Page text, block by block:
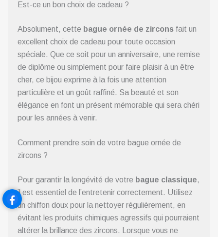
Est-ce un bon choix de cadeau ?
Absolument, cette bague ornée de zircons fait un
excellent choix de cadeau pour toute occasion
spéciale. Que ce soit pour un anniversaire, une remise
de diplôme ou simplement pour faire plaisir à un être
cher, ce bijou exprime à la fois une attention
particulière et un goût raffiné. Sa beauté et son
élégance en font un présent mémorable qui sera chéri
pour les années à venir.
Comment prendre soin de votre bague ornée de
zircons ?
Pour garantir la longévité de votre bague classique,
il est essentiel de l’entretenir correctement. Utilisez
un chiffon doux pour la nettoyer régulièrement, en
évitant les produits chimiques agressifs qui pourraient
altérer la brillance des zircons. Lorsque vous ne